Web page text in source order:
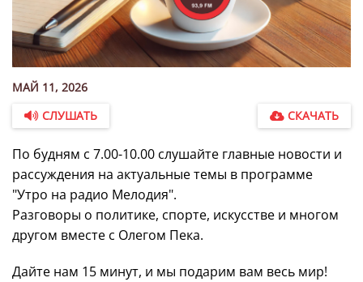
МАЙ 11, 2026
СЛУШАТЬ
СКАЧАТЬ
По будням с 7.00-10.00 слушайте главные новости и
рассуждения на актуальные темы в программе
"Утро на радио Мелодия".
Разговоры о политике, спорте, искусстве и многом
другом вместе с Олегом Пека.
Дайте нам 15 минут, и мы подарим вам весь мир!